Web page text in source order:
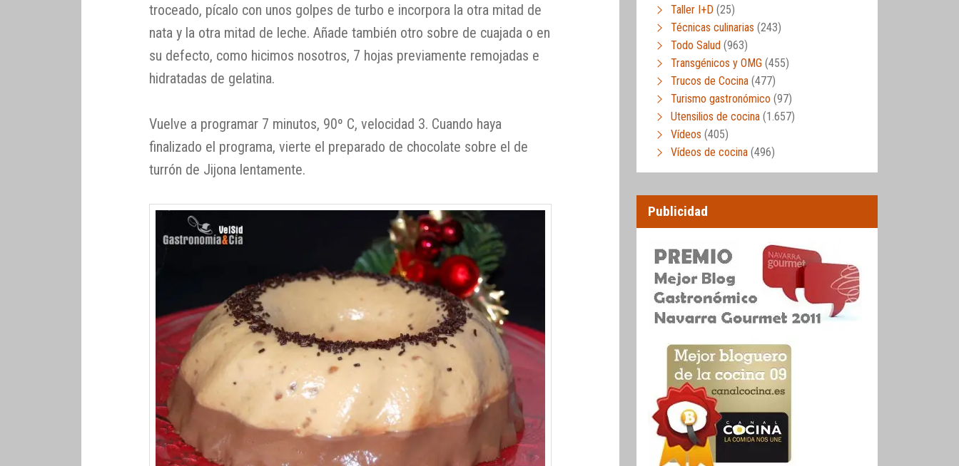
troceado, pícalo con unos golpes de turbo e incorpora la otra mitad de
nata y la otra mitad de leche. Añade también otro sobre de cuajada o en
su defecto, como hicimos nosotros, 7 hojas previamente remojadas e
hidratadas de gelatina.
Vuelve a programar 7 minutos, 90º C, velocidad 3. Cuando haya
finalizado el programa, vierte el preparado de chocolate sobre el de
turrón de Jijona lentamente.
Taller I+D (25)
Técnicas culinarias (243)
Todo Salud (963)
Transgénicos y OMG (455)
Trucos de Cocina (477)
Turismo gastronómico (97)
Utensilios de cocina (1.657)
Vídeos (405)
Vídeos de cocina (496)
Publicidad